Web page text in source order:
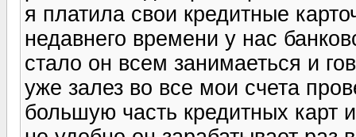
я платила свои кредитные
недавнего времени у нас
стало он всем занимаеться и
уже залез во все мои счета
большую часть кредитных карт